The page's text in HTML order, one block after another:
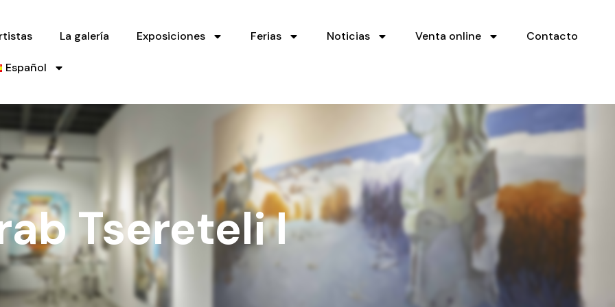
La galería Exposiciones Ferias Noticias Venta online Contacto
Español
Tsereteli I